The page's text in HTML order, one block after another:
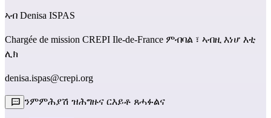
ኣብ Denisa ISPAS
Chargée de mission CREPI Ile-de-France ምብባል ፣ ኣብዚ እነሆ እቲ
ሊክ
denisa.ispas@crepi.org
ንምምሕያሽ ዝሕግዙና ርእይቶ ጸሓፉልና